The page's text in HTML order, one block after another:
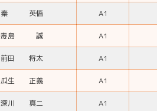
秦 英悟 A1
毒島 誠 A1
前田 将太 A1
瓜生 正義 A1
深川 真二 A1